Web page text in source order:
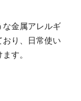
な金属アレルギ
おり、日常使い
す。